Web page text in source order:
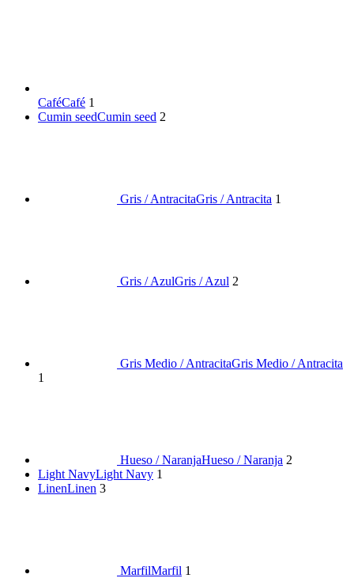
CaféCafé 1
Cumin seedCumin seed 2
Gris / AntracitaGris / Antracita 1
Gris / AzulGris / Azul 2
Gris Medio / AntracitaGris Medio / Antracita
1
Hueso / NaranjaHueso / Naranja 2
Light NavyLight Navy 1
LinenLinen 3
MarfilMarfil 1